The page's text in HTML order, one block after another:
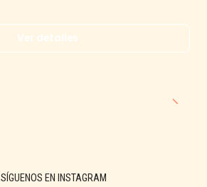
Ver detalles
SÍGUENOS EN INSTAGRAM